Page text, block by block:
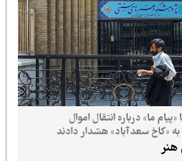
درباره انتقال اموال
سعدآباد» هشدار دادند